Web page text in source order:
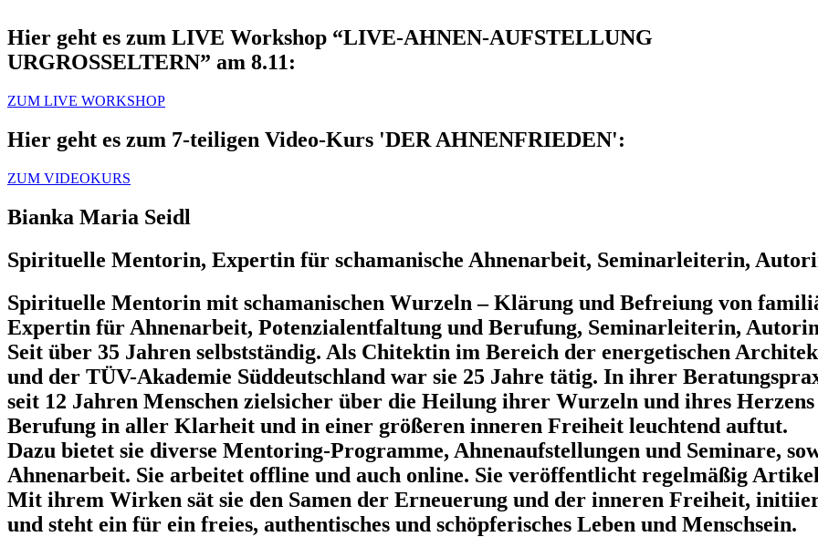
Hier geht es zum LIVE Workshop “LIVE-AHNEN-AUFSTELLUNG
URGROSSELTERN” am 8.11:
ZUM LIVE WORKSHOP
Hier geht es zum 7-teiligen Video-Kurs 'DER AHNENFRIEDEN':
ZUM VIDEOKURS
Bianka Maria Seidl
Spirituelle Mentorin, Expertin für schamanische Ahnenarbeit, Seminarleiterin,
Spirituelle Mentorin mit schamanischen Wurzeln – Klärung und Befreiung von
Expertin für Ahnenarbeit, Potenzialentfaltung und Berufung, Seminarleiterin,
Seit über 35 Jahren selbstständig. Als Chitektin im Bereich der energetischen
und der TÜV-Akademie Süddeutschland war sie 25 Jahre tätig. In ihrer
seit 12 Jahren Menschen zielsicher über die Heilung ihrer Wurzeln und ihres
Berufung in aller Klarheit und in einer größeren inneren Freiheit leuchtend auftut.
Dazu bietet sie diverse Mentoring-Programme, Ahnenaufstellungen und Seminare,
Ahnenarbeit. Sie arbeitet offline und auch online. Sie veröffentlicht regelmäßig
Mit ihrem Wirken sät sie den Samen der Erneuerung und der inneren Freiheit,
und steht ein für ein freies, authentisches und schöpferisches Leben und Menschsein.